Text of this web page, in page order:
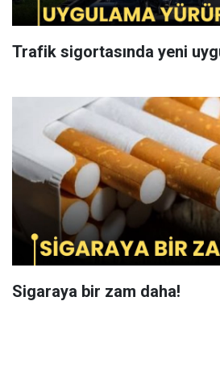
Trafik sigortasında yeni
Sigaraya bir zam daha!